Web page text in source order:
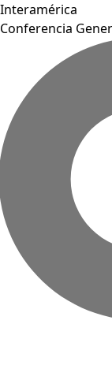
Interamérica
Conferencia